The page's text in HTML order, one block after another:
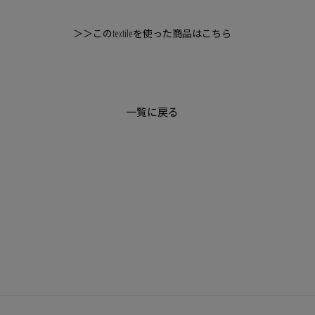
＞＞このtextileを使った商品はこちら
一覧に戻る